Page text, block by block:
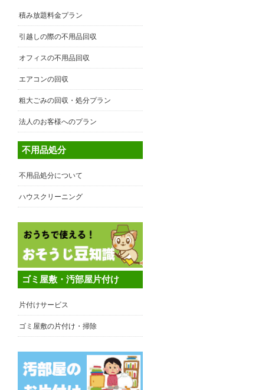
積み放題料金プラン
引越しの際の不用品回収
オフィスの不用品回収
エアコンの回収
粗大ごみの回収・処分プラン
法人のお客様へのプラン
不用品処分
不用品処分について
ハウスクリーニング
ゴミ屋敷・汚部屋片付け
片付けサービス
ゴミ屋敷の片付け・掃除